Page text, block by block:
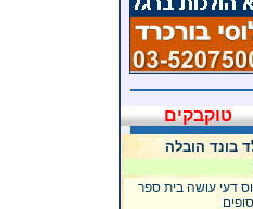
טוקבקים
בונד הובלה
דעי עושה בית ספר